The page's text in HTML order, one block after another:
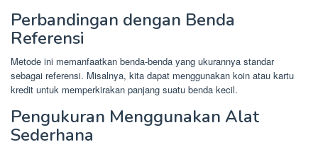
Perbandingan dengan Benda
Referensi
Metode ini memanfaatkan benda-benda yang ukurannya standar
sebagai referensi. Misalnya, kita dapat menggunakan koin atau kartu
kredit untuk memperkirakan panjang suatu benda kecil.
Pengukuran Menggunakan Alat
Sederhana